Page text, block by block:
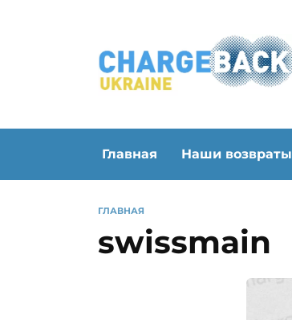
Главная Наши возвраты
ГЛАВНАЯ
swissmain